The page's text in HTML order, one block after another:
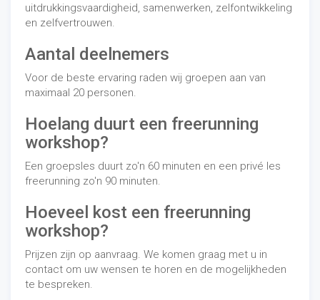
uitdrukkingsvaardigheid, samenwerken, zelfontwikkeling
en zelfvertrouwen.
Aantal deelnemers
Voor de beste ervaring raden wij groepen aan van
maximaal 20 personen.
Hoelang duurt een freerunning
workshop?
Een groepsles duurt zo'n 60 minuten en een privé les
freerunning zo'n 90 minuten.
Hoeveel kost een freerunning
workshop?
Prijzen zijn op aanvraag. We komen graag met u in
contact om uw wensen te horen en de mogelijkheden
te bespreken.